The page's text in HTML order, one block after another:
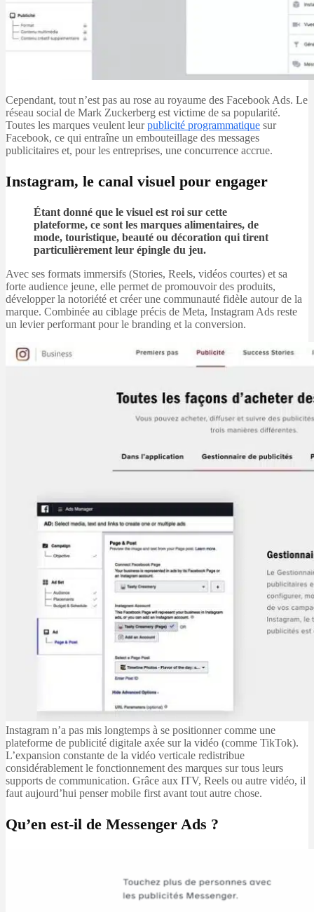
Cependant, tout n’est pas au rose au royaume des Facebook Ads. Le
réseau social de Mark Zuckerberg est victime de sa popularité.
Toutes les marques veulent leurpublicité programmatique sur
Facebook, ce qui entraîne un embouteillage des messages
publicitaires et, pour les entreprises, une concurrence accrue.
Instagram, le canal visuel pour engager
Étant donné que le visuel est roi sur cette
plateforme, ce sont les marques alimentaires, de
mode, touristique, beauté ou décoration qui tirent
particulièrement leur épingle du jeu.
Avec ses formats immersifs (Stories, Reels, vidéos courtes) et sa
forte audience jeune, elle permet de promouvoir des produits,
développer la notoriété et créer une communauté fidèle autour de la
marque. Combinée au ciblage précis de Meta, Instagram Ads reste
un levier performant pour le branding et la conversion.
Instagram n’a pas mis longtemps à se positionner comme une
plateforme de publicité digitale axée sur la vidéo (comme TikTok).
L’expansion constante de la vidéo verticale redistribue
considérablement le fonctionnement des marques sur tous leurs
supports de communication. Grâce aux ITV, Reels ou autre vidéo, il
faut aujourd’hui penser mobile first avant tout autre chose.
Qu’en est-il de Messenger Ads ?